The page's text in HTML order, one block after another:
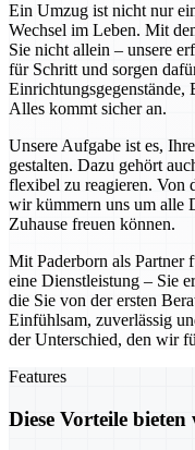
Ein Umzug ist nicht nur
Wechsel im Leben. Mit
Sie nicht allein – unsere
für Schritt und sorgen
Alles kommt sicher an.
Unsere Aufgabe ist es,
gestalten. Dazu gehört
flexibel zu reagieren. Von
wir kümmern uns um alle
Zuhause freuen können.
Mit Paderborn als Partner
eine Dienstleistung – Sie
die Sie von der ersten
Einfühlsam, zuverlässig
der Unterschied, den wir
Features
Diese Vorteile